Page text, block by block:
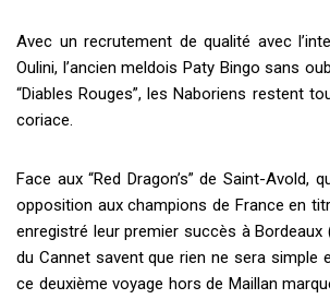
Avec un recrutement de qualité avec
Oulini, l’ancien meldois Paty Bingo sans
“Diables Rouges”, les Naboriens restent
coriace.
Face aux “Red Dragon’s” de Saint-Avold,
opposition aux champions de France en
enregistré leur premier succès à Bordeaux
du Cannet savent que rien ne sera simple
ce deuxième voyage hors de Maillan